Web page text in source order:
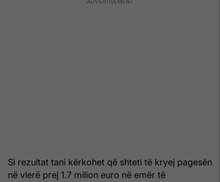
Si rezultat tani kërkohet që shteti të kryej pagesën
në vlerë prej 1.7 milion euro në emër të